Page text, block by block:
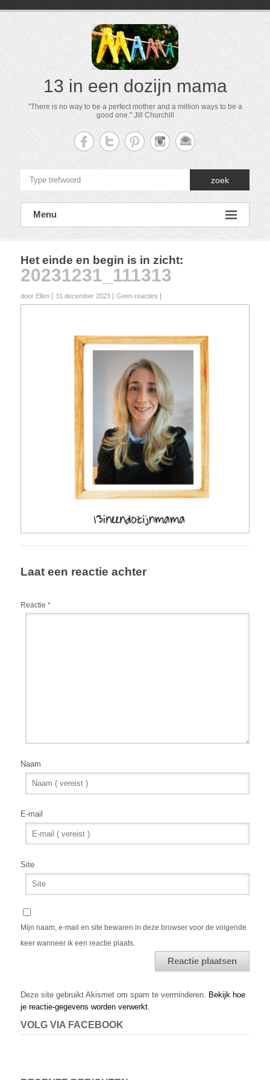
13 in een dozijn mama
"There is no way to be a perfect mother and a million ways to be a
good one." Jill Churchill
zoek
Menu
Het einde en begin is in zicht:
20231231_111313
door Ellen 31 december 2023 Geen reacties
Laat een reactie achter
Reactie *
Naam
E-mail
Site
Mijn naam, e-mail en site bewaren in deze browser voor de volgende
keer wanneer ik een reactie plaats.
Deze site gebruikt Akismet om spam te verminderen. Bekijk hoe
je reactie-gegevens worden verwerkt.
VOLG VIA FACEBOOK